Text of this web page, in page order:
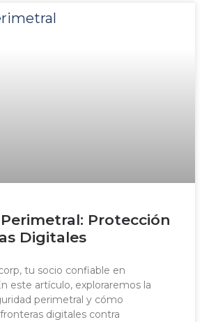
Protección
Digitales
tu socio confiable en
este artículo, exploraremos la
perimetral y cómo
digitales contra